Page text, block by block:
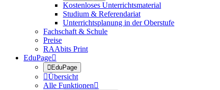
Kostenloses Unterrichtsmaterial
Studium & Referendariat
Unterrichtsplanung in der Oberstufe
Fachschaft & Schule
Preise
RAAbits Print
EduPage
EduPage
Übersicht
Alle Funktionen